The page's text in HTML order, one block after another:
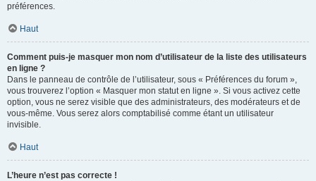
préférences.
Haut
Comment puis-je masquer mon nom d’utilisateur de la liste des utilisateurs
en ligne ?
Dans le panneau de contrôle de l’utilisateur, sous « Préférences du forum »,
vous trouverez l’option « Masquer mon statut en ligne ». Si vous activez cette
option, vous ne serez visible que des administrateurs, des modérateurs et de
vous-même. Vous serez alors comptabilisé comme étant un utilisateur
invisible.
Haut
L’heure n’est pas correcte !